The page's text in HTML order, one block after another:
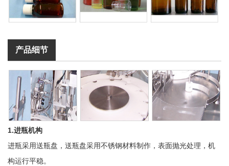
产品细节
1.进瓶机构
进瓶采用送瓶盘，送瓶盘采用不锈钢材料制作，表面抛光处理，机
构运行平稳。